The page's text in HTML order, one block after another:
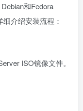
和Fedora
介绍安装流程：
ISO镜像文件。